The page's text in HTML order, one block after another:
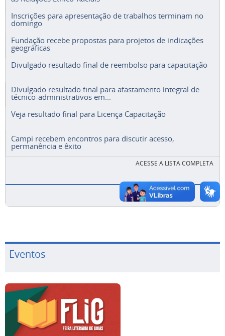
Inscrições para apresentação de trabalhos terminam no
domingo
Fundação recebe propostas para projetos de indicações
geográficas
Divulgado resultado final de reembolso para capacitação
Divulgado resultado final para afastamento integral de
técnico-administrativos em...
Veja resultado final para Licença Capacitação
Campi recebem encontros para discutir acesso,
permanência e êxito
ACESSE A LISTA COMPLETA
Eventos